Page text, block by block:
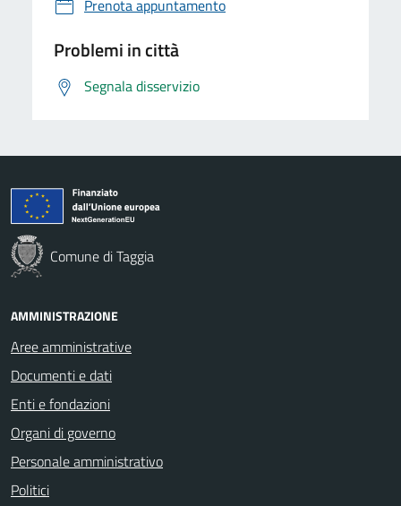
Prenota appuntamento
Problemi in città
Segnala disservizio
Comune di Taggia
AMMINISTRAZIONE
Aree amministrative
Documenti e dati
Enti e fondazioni
Organi di governo
Personale amministrativo
Politici